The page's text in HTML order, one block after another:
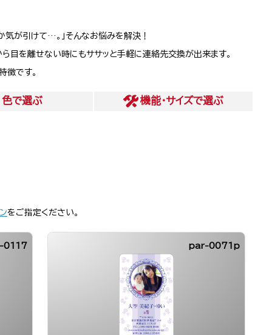
気が引けて…。」そんなお悩みを解決！
目を離せない時にもササッと手軽に連絡先交換が出来ます。
徴です。
色で選ぶ 機能・サイズで選ぶ
をご指定ください。
0117 par-0071p